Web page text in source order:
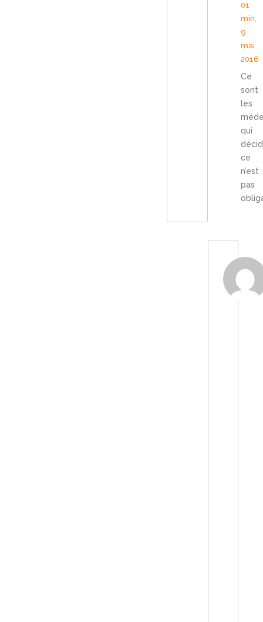
01
min,
9
mai
2016
Ce
sont
les
qui
ce
n’est
pas